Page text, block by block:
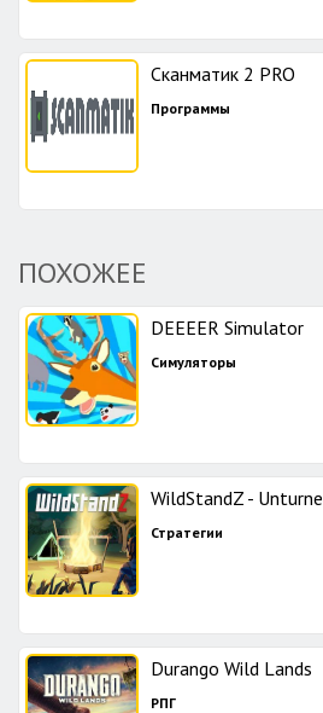
Сканматик 2 PRO
Программы
ПОХОЖЕЕ
DEEEER Simulator
Симуляторы
WildStandZ -
Стратегии
Durango Wild Lands
РПГ